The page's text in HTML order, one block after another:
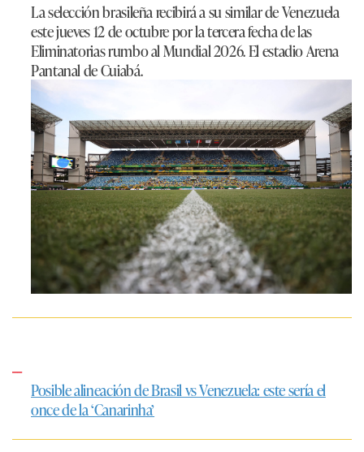
La selección brasileña recibirá a su similar de Venezuela
este jueves 12 de octubre por la tercera fecha de las
Eliminatorias rumbo al Mundial 2026. El estadio Arena
Pantanal de Cuiabá.
Posible alineación de Brasil vs Venezuela: este sería el
once de la ‘Canarinha’